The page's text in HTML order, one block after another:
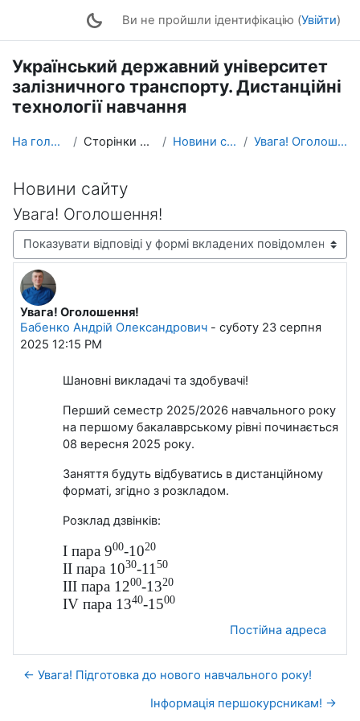
Ви не пройшли ідентифікацію (Увійти)
Український державний університет
залізничного транспорту. Дистанційні
технології навчання
На головну Сторінки сайту Новини сайту Увага! Оголошення!
Новини сайту
Увага! Оголошення!
Тип показу
Увага! Оголошення!
Бабенко Андрій Олександрович - суботу 23 серпня
2025 12:15 PM
Кількість відповідей: 0
Шановні викладачі та здобувачі!
Перший семестр 2025/2026 навчального року
на першому бакалаврському рівні починається
08 вересня 2025 року.
Заняття будуть відбуватись в дистанційному
форматі, згідно з розкладом.
Розклад дзвінків:
І пара 900-1020
ІІ пара 1030-11 50
ІII пара 1200-1320
ІV пара 1340-1500
Постійна адреса
← Увага! Підготовка до нового навчального року!
Інформація першокурсникам! →